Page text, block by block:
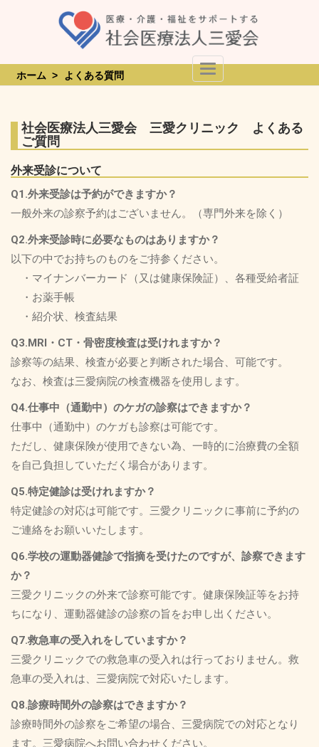
Toggle Navigation
ホーム > よくある質問
社会医療法人三愛会 三愛クリニック よくある
ご質問
外来受診について
Q1.外来受診は予約ができますか？
一般外来の診察予約はございません。（専門外来を除く）
Q2.外来受診時に必要なものはありますか？
以下の中でお持ちのものをご持参ください。
・マイナンバーカード（又は健康保険証）、各種受給者証
・お薬手帳
・紹介状、検査結果
Q3.MRI・CT・骨密度検査は受けれますか？
診察等の結果、検査が必要と判断された場合、可能です。
なお、検査は三愛病院の検査機器を使用します。
Q4.仕事中（通勤中）のケガの診察はできますか？
仕事中（通勤中）のケガも診察は可能です。
ただし、健康保険が使用できない為、一時的に治療費の全額
を自己負担していただく場合があります。
Q5.特定健診は受けれますか？
特定健診の対応は可能です。三愛クリニックに事前に予約の
ご連絡をお願いいたします。
Q6.学校の運動器健診で指摘を受けたのですが、診察できます
か？
三愛クリニックの外来で診察可能です。健康保険証等をお持
ちになり、運動器健診の診察の旨をお申し出ください。
Q7.救急車の受入れをしていますか？
三愛クリニックでの救急車の受入れは行っておりません。救
急車の受入れは、三愛病院で対応いたします。
Q8.診療時間外の診察はできますか？
診療時間外の診察をご希望の場合、三愛病院での対応となり
ます。三愛病院へお問い合わせください。